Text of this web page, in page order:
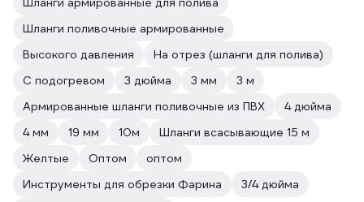
Шланги поливочные армированные
Высокого давления
На отрез (шланги для полива)
С подогревом
3 дюйма 3 мм
3 м
Армированные шланги поливочные из ПВХ
4 дюйма
4 мм
19 мм 10м
Шланги всасывающие 15 м
Желтые
Оптом
оптом
Инструменты для обрезки Фарина
3/4 дюйма